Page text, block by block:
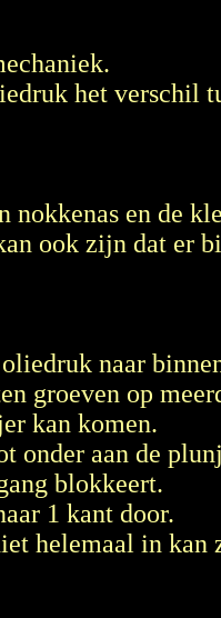
het verschil
nokkenas en de
ook zijn dat er
naar
groeven op
kan komen.
onder aan de
blokkeert.
1 kant door.
helemaal in kan